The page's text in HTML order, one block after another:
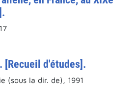
[Recueil d'études].
(sous la dir. de), 1991